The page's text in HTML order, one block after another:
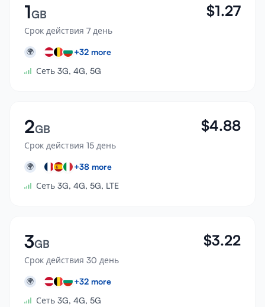
1GB
Срок действия 7 день
$1.27
🌍 +32 more
Сеть 3G, 4G, 5G
2GB
Срок действия 15 день
$4.88
🌍 +38 more
Сеть 3G, 4G, 5G, LTE
3GB
Срок действия 30 день
$3.22
🌍 +32 more
Сеть 3G, 4G, 5G